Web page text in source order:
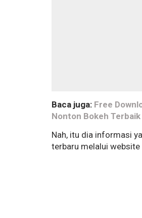
Baca juga: Free
Nonton Bokeh
Nah, itu dia informasi
terbaru melalui website